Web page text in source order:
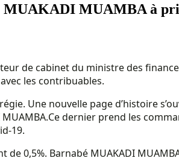
MUAMBA à
de cabinet du ministre des
les contribuables.
Une nouvelle page d’histoire
Ce dernier prend les
19.
de 0,5%. Barnabé MUAKADI